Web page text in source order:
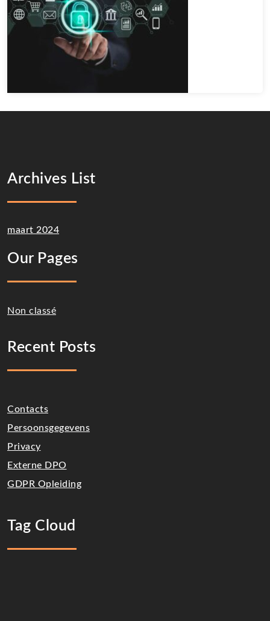
Archives List
maart 2024
Our Pages
Non classé
Recent Posts
Contacts
Persoonsgegevens
Privacy
Externe DPO
GDPR Opleiding
Tag Cloud